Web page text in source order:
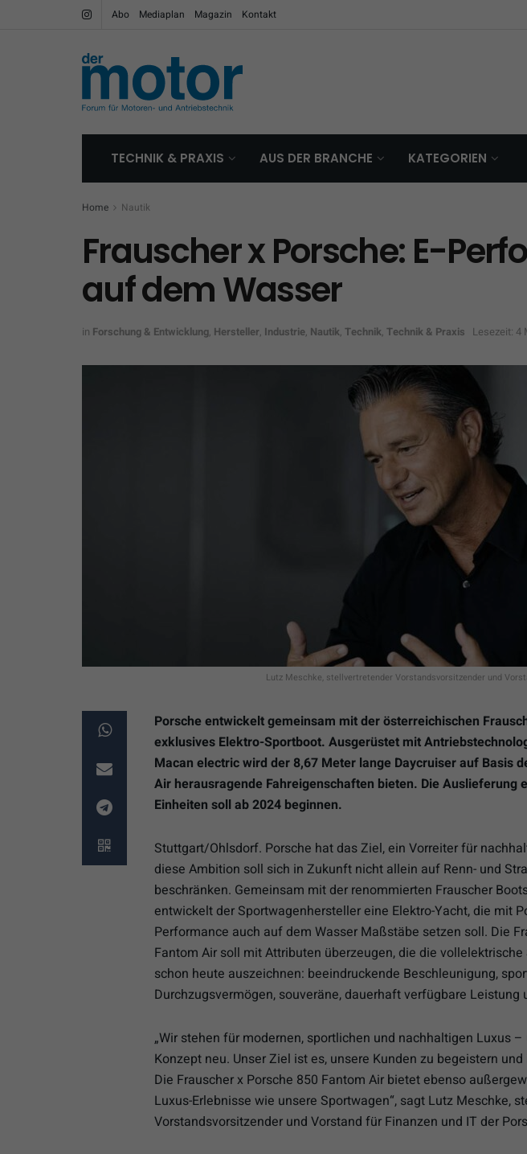
Abo Mediaplan Magazin Kontakt
TECHNIK & PRAXIS AUS DER BRANCHE KATEGORIEN
Home Nautik
Frauscher x Porsche: E-
auf dem Wasser
in Forschung & Entwicklung, Hersteller, Industrie, Nautik, Technik, Technik & Praxis Lesezeit: 4
Lutz Meschke, stellvertretender Vorstandsvorsitzender und
Porsche entwickelt gemeinsam mit der österreichischen
exklusives Elektro-Sportboot. Ausgerüstet mit
Macan electric wird der 8,67 Meter lange Daycruiser auf Basis
Air herausragende Fahreigenschaften bieten. Die Auslieferung
Einheiten soll ab 2024 beginnen.
Stuttgart/Ohlsdorf. Porsche hat das Ziel, ein Vorreiter für
diese Ambition soll sich in Zukunft nicht allein auf Renn- und
beschränken. Gemeinsam mit der renommierten Frauscher
entwickelt der Sportwagenhersteller eine Elektro-Yacht, die mit
Performance auch auf dem Wasser Maßstäbe setzen soll. Die
Fantom Air soll mit Attributen überzeugen, die die
schon heute auszeichnen: beeindruckende Beschleunigung,
Durchzugsvermögen, souveräne, dauerhaft verfügbare Leistung
„Wir stehen für modernen, sportlichen und nachhaltigen Luxus
Konzept neu. Unser Ziel ist es, unsere Kunden zu begeistern
Die Frauscher x Porsche 850 Fantom Air bietet ebenso
Luxus-Erlebnisse wie unsere Sportwagen“, sagt Lutz Meschke,
Vorstandsvorsitzender und Vorstand für Finanzen und IT der